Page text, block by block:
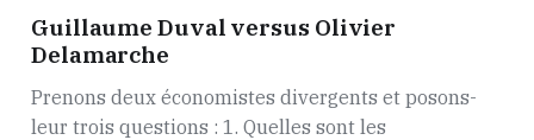
Guillaume Duval versus Olivier
Delamarche
Prenons deux économistes divergents et posons-
leur trois questions : 1. Quelles sont les